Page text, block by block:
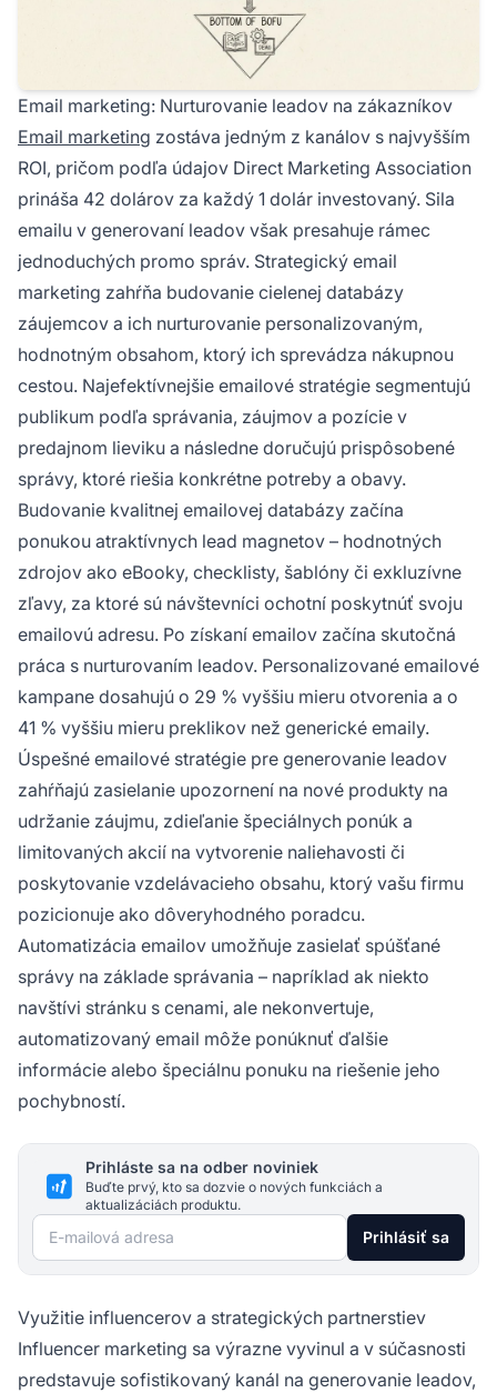
Email marketing: Nurturovanie leadov na zákazníkov
Email marketing zostáva jedným z kanálov s najvyšším
ROI, pričom podľa údajov Direct Marketing Association
prináša 42 dolárov za každý 1 dolár investovaný. Sila
emailu v generovaní leadov však presahuje rámec
jednoduchých promo správ. Strategický email
marketing zahŕňa budovanie cielenej databázy
záujemcov a ich nurturovanie personalizovaným,
hodnotným obsahom, ktorý ich sprevádza nákupnou
cestou. Najefektívnejšie emailové stratégie segmentujú
publikum podľa správania, záujmov a pozície v
predajnom lieviku a následne doručujú prispôsobené
správy, ktoré riešia konkrétne potreby a obavy.
Budovanie kvalitnej emailovej databázy začína
ponukou atraktívnych lead magnetov – hodnotných
zdrojov ako eBooky, checklisty, šablóny či exkluzívne
zľavy, za ktoré sú návštevníci ochotní poskytnúť svoju
emailovú adresu. Po získaní emailov začína skutočná
práca s nurturovaním leadov. Personalizované emailové
kampane dosahujú o 29 % vyššiu mieru otvorenia a o
41 % vyššiu mieru preklikov než generické emaily.
Úspešné emailové stratégie pre generovanie leadov
zahŕňajú zasielanie upozornení na nové produkty na
udržanie záujmu, zdieľanie špeciálnych ponúk a
limitovaných akcií na vytvorenie naliehavosti či
poskytovanie vzdelávacieho obsahu, ktorý vašu firmu
pozicionuje ako dôveryhodného poradcu.
Automatizácia emailov umožňuje zasielať spúšťané
správy na základe správania – napríklad ak niekto
navštívi stránku s cenami, ale nekonvertuje,
automatizovaný email môže ponúknuť ďalšie
informácie alebo špeciálnu ponuku na riešenie jeho
pochybností.
Prihláste sa na odber noviniek
Buďte prvý, kto sa dozvie o nových funkciách a
aktualizáciách produktu.
E-mailová adresa Prihlásiť sa
Využitie influencerov a strategických partnerstiev
Influencer marketing sa výrazne vyvinul a v súčasnosti
predstavuje sofistikovaný kanál na generovanie leadov,